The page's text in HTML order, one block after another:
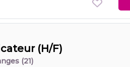
(H/F)
(21)